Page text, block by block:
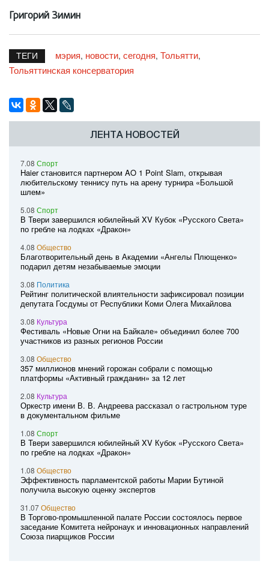
Григорий Зимин
ТЕГИ мэрия, новости, сегодня, Тольятти,
Тольяттинская консерватория
ЛЕНТА НОВОСТЕЙ
7.08 Спорт
Haier становится партнером AO 1 Point Slam, открывая
любительскому теннису путь на арену турнира «Большой
шлем»
5.08 Спорт
В Твери завершился юбилейный XV Кубок «Русского Света»
по гребле на лодках «Дракон»
4.08 Общество
Благотворительный день в Академии «Ангелы Плющенко»
подарил детям незабываемые эмоции
3.08 Политика
Рейтинг политической влиятельности зафиксировал позиции
депутата Госдумы от Республики Коми Олега Михайлова
3.08 Культура
Фестиваль «Новые Огни на Байкале» объединил более 700
участников из разных регионов России
3.08 Общество
357 миллионов мнений горожан собрали с помощью
платформы «Активный гражданин» за 12 лет
2.08 Культура
Оркестр имени В. В. Андреева рассказал о гастрольном туре
в документальном фильме
1.08 Спорт
В Твери завершился юбилейный XV Кубок «Русского Света»
по гребле на лодках «Дракон»
1.08 Общество
Эффективность парламентской работы Марии Бутиной
получила высокую оценку экспертов
31.07Общество
В Торгово-промышленной палате России состоялось первое
заседание Комитета нейронаук и инновационных направлений
Союза пиарщиков России